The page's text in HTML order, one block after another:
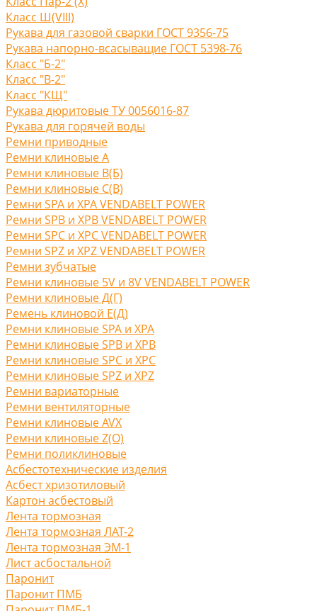
Класс Ш(VIII)
Рукава для газовой сварки ГОСТ 9356-75
Рукава напорно-всасыващие ГОСТ 5398-76
Класс "Б-2"
Класс "В-2"
Класс "КЩ"
Рукава дюритовые ТУ 0056016-87
Рукава для горячей воды
Ремни приводные
Ремни клиновые A
Ремни клиновые В(Б)
Ремни клиновые С(B)
Ремни SPA и XPA VENDABELT POWER
Ремни SPB и XPB VENDABELT POWER
Ремни SPC и XPC VENDABELT POWER
Ремни SPZ и XPZ VENDABELT POWER
Ремни зубчатые
Ремни клиновые 5V и 8V VENDABELT POWER
Ремни клиновые Д(Г)
Ремень клиновой Е(Д)
Ремни клиновые SPA и XPA
Ремни клиновые SPB и XPB
Ремни клиновые SPC и XPC
Ремни клиновые SPZ и XPZ
Ремни вариаторные
Ремни вентиляторные
Ремни клиновые AVX
Ремни клиновые Z(O)
Ремни поликлиновые
Асбестотехнические изделия
Асбест хризотиловый
Картон асбестовый
Лента тормозная
Лента тормозная ЛАТ-2
Лента тормозная ЭМ-1
Лист асбостальной
Паронит
Паронит ПМБ